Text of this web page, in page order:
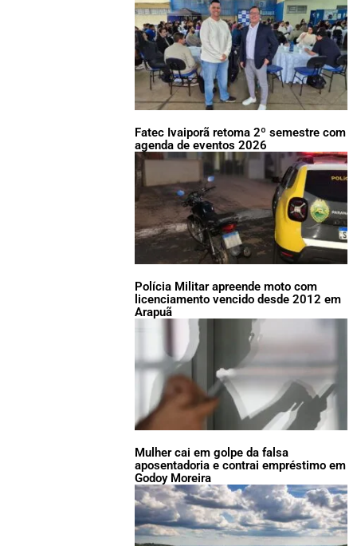
Fatec Ivaiporã retoma 2º semestre com
agenda de eventos 2026
Polícia Militar apreende moto com
licenciamento vencido desde 2012 em
Arapuã
Mulher cai em golpe da falsa
aposentadoria e contrai empréstimo em
Godoy Moreira